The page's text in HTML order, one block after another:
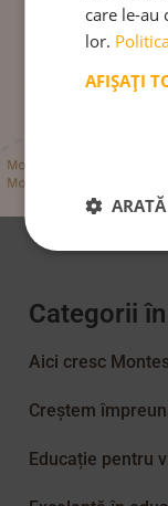
Categorii
Aici cresc
Creștem
Educație pentru
care le-au
lor.
AFIȘAȚI